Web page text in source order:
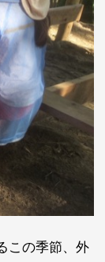
この季節、外